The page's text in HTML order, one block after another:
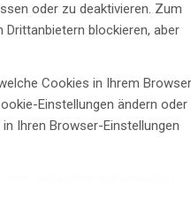
oder zu deaktivieren. Zum
Drittanbietern blockieren, aber
Cookies in Ihrem Browser
Einstellungen ändern oder
Ihren Browser-Einstellungen